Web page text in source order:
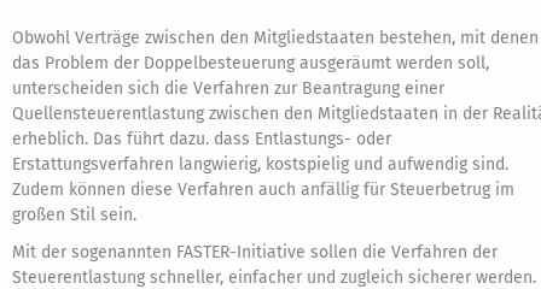
Obwohl Verträge zwischen den Mitgliedstaaten bestehen, mit denen
das Problem der Doppelbesteuerung ausgeräumt werden soll,
unterscheiden sich die Verfahren zur Beantragung einer
Quellensteuerentlastung zwischen den Mitgliedstaaten in der
erheblich. Das führt dazu. dass Entlastungs- oder
Erstattungsverfahren langwierig, kostspielig und aufwendig sind.
Zudem können diese Verfahren auch anfällig für Steuerbetrug im
großen Stil sein.
Mit der sogenannten FASTER-Initiative sollen die Verfahren der
Steuerentlastung schneller, einfacher und zugleich sicherer werden.